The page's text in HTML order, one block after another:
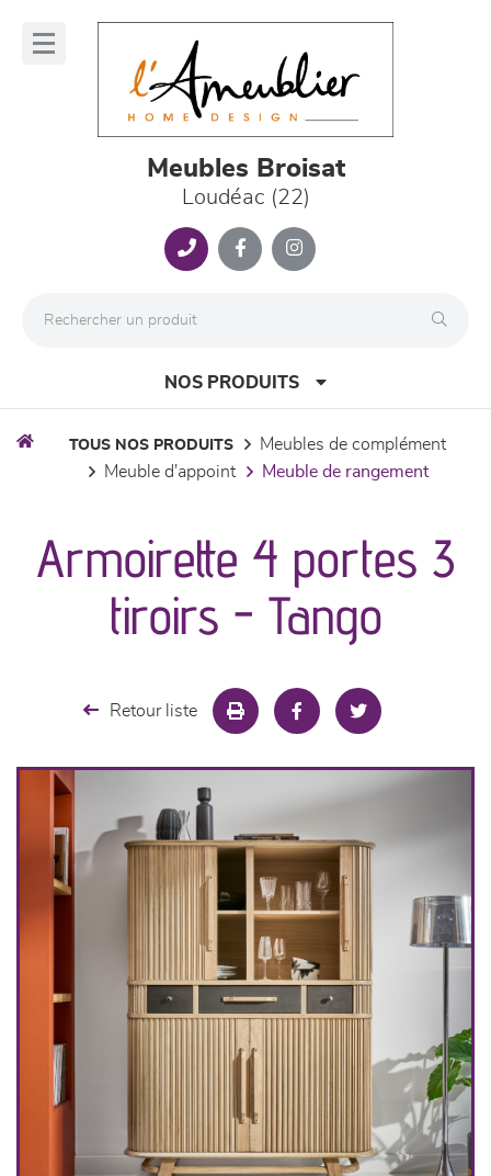
Meubles Broisat
Loudéac (22)
NOS PRODUITS
séjours
meubles de complément
décoration
TOUS NOS PRODUITS
meubles de complément
meuble d'appoint
meuble de rangement
Armoirette 4 portes 3
tiroirs - Tango
Retour liste